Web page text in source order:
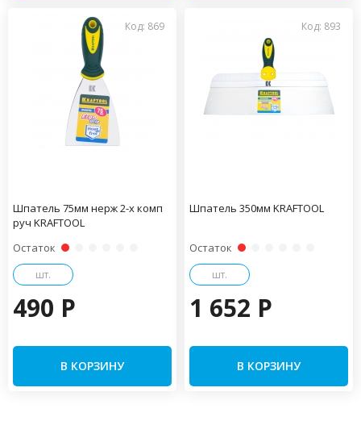
Код: 869
Шпатель 75мм нерж 2-х комп
руч KRAFTOOL
Остаток
шт.
490 P
В КОРЗИНУ
Код: 893
Шпатель 350мм KRAFTOOL
Остаток
шт.
1 652 P
В КОРЗИНУ